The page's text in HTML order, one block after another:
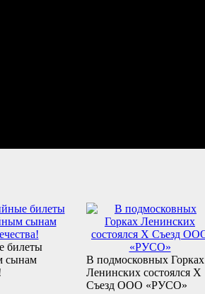
билеты
сынам
В подмосковных Горках
Ленинских состоялся X
Съезд ООО «РУСО»